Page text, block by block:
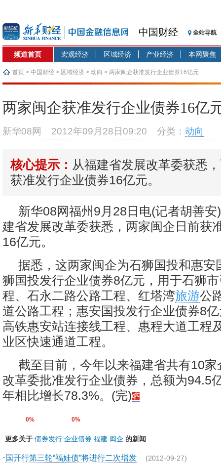
中国财经 全站导航
频道首页 宏观经济 区域经济 产业经济 本网聚焦
首页 > 中国财经 > 区域经济 > 动向 > 两家闽企获准发行企业债券16亿元
两家闽企获准发行企业债券16亿
新华08网 2012年09月28日09:20 分类： 动向
核心提示： 从福建省发展改革委获悉
获准发行企业债券16亿元。
新华08网福州9月28日电(记者胡善
建省发展改革委获悉，两家闽企日前获
16亿元。
据悉，这两家闽企为石狮国投和惠安
狮国投发行企业债券8亿元，用于石狮
程、石永二路公路工程、红塔湾旅游公
道公路工程；惠安国投发行企业债券8
高铁惠安站连接线工程、惠程大道工程
业区快速通道工程。
截至目前，今年以来福建省共有10
改革委批准发行企业债券，总额为94.5
年相比增长78.3%。(完)
0% 0%
更多关于 债券发行 企业债券 福建 闽企 的新闻
·国开行第三轮“福娃债”将进行二次增发 (2012-09-27)